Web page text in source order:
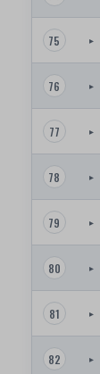
75 ▸
76 ▸
77 ▸
78 ▸
79 ▸
80 ▸
81 ▸
82 ▸